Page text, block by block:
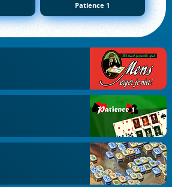
Patience 1